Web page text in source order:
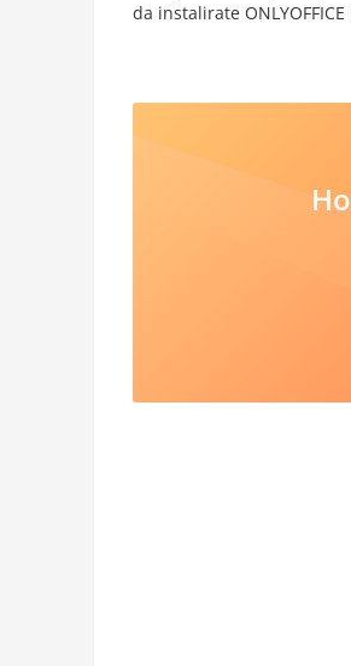
da instalirate